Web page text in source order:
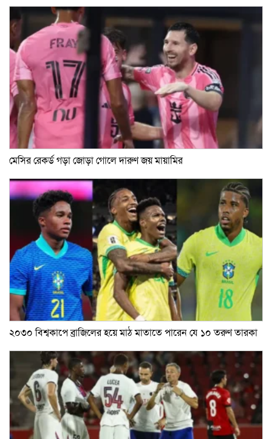
মেসির রেকর্ড গড়া জোড়া গোলে দারুণ জয় মায়ামির
২০৩০ বিশ্বকাপে ব্রাজিলের হয়ে মাঠ মাতাতে পারেন যে ১০ তরুণ তারকা